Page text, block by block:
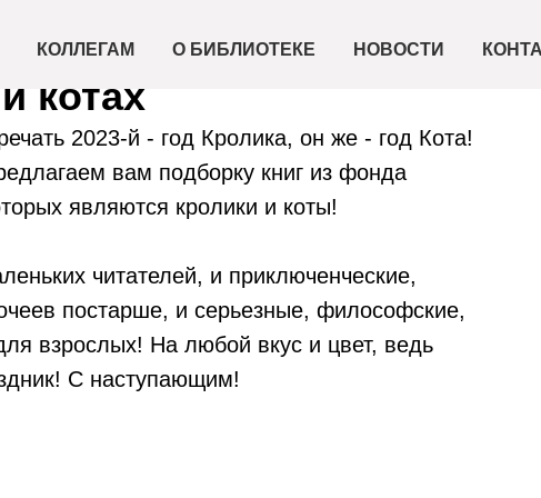
КОЛЛЕГАМ О БИБЛИОТЕКЕ НОВОСТИ
котах
2023-й - год Кролика, он же - год Кота!
вам подборку книг из фонда
являются кролики и коты!
читателей, и приключенческие,
постарше, и серьезные, философские,
взрослых! На любой вкус и цвет, ведь
С наступающим!